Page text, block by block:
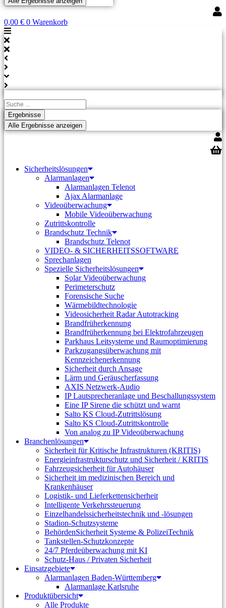
0,00 € 0 Warenkorb
Search
...Ergebnisse
Alle Ergebnisse anzeigen
Sicherheitslösungen
Alarmanlagen
Alarmanlagen Telenot
Ajax Alarmanlage
Videoüberwachung
Mobile Videoüberwachung
Zutrittskontrolle
Brandschutz Technik
Brandschutz Telenot
VIDEO- & SICHERHEITSSOFTWARE
Sprechanlagen
Spezielle Sicherheitslösungen
Solar Videoüberwachung
Perimeterschutz
Forensische Suche
Wärmebildtechnologie
Videosicherheit Radar Autotracking​
Brandfrüherkennung
Brandfrüherkennung bei Elektrofahrzeugen
Parkhaus Leitsysteme und Raumoptimierung
Parkzugangsüberwachung mit
Kennzeichenerkennung
Sicherheit durch Ansage
Lärm und Geräuscherfassung
AXIS Netzwerk-Audio
IP Lautsprecheranlage und Beschallungssystem
Eine IP Sirene die schützt und warnt
Salto KS Cloud-Zutrittslösung
Salto KS Cloud-Zutrittskontrolle
Von analog zu IP Videoüberwachung
Branchenlösungen
Sicherheit für Kritische Infrastrukturen (KRITIS)
Energieinfrastrukturschutz und Sicherheit / KRITIS
Fahrzeugsicherheit für Autohäuser
Sicherheit im medizinischen Bereich und
Krankenhäuser
Logistik- und Lieferkettensicherheit
Intelligente Verkehrssteuerung
Einzelhandelssicherheitstechnik und -lösungen
Stadion-Schutzsysteme
BehördenSicherheit Systeme & PolizeiTechnik
Tankstellen-Schutzkonzepte​
24/7 Pferdeüberwachung mit KI
Schutz-Haus / Privaten Sicherheit
Einsatzgebiete
Alarmanlagen Baden-Württemberg
Alarmanlage Karlsruhe
Produktübersicht
Alle Produkte